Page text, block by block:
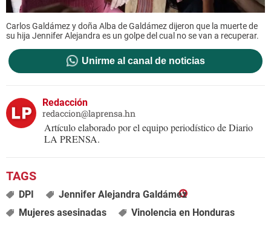
Carlos Galdámez y doña Alba de Galdámez dijeron que la muerte de
su hija Jennifer Alejandra es un golpe del cual no se van a recuperar.
Unirme al canal de noticias
Redacción
redaccion@laprensa.hn
Artículo elaborado por el equipo periodístico de Diario
LA PRENSA.
DPI
Jennifer Alejandra Galdámez
Mujeres asesinadas
Vinolencia en Honduras